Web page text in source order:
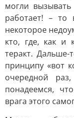
могли вызывать
работает! – то
некоторое
кто, где, как и
теракт. Дальше-
принципу «вот
очередной
понадеемся,
врага этого